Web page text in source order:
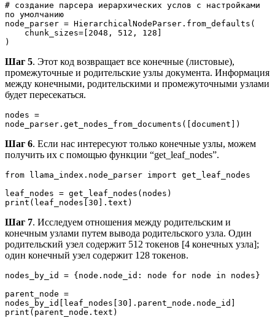
# создание парсера иерархических услов с настройками
по умолчанию
node_parser = HierarchicalNodeParser.from_defaults(
    chunk_sizes=[2048, 512, 128]
)
Шаг 5. Этот код возвращает все конечные (листовые),
промежуточные и родительские узлы документа. Информация
между конечными, родительскими и промежуточными узлами
будет пересекаться.
nodes =
node_parser.get_nodes_from_documents([document])
Шаг 6. Если нас интересуют только конечные узлы, можем
получить их с помощью функции “get_leaf_nodes”.
from llama_index.node_parser import get_leaf_nodes
leaf_nodes = get_leaf_nodes(nodes)
print(leaf_nodes[30].text)
Шаг 7. Исследуем отношения между родительским и
конечным узлами путем вывода родительского узла. Один
родительский узел содержит 512 токенов [4 конечных узла];
один конечный узел содержит 128 токенов.
nodes_by_id = {node.node_id: node for node in nodes}
parent_node =
nodes_by_id[leaf_nodes[30].parent_node.node_id]
print(parent_node.text)